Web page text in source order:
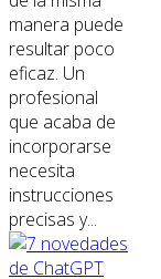
manera puede
resultar poco
eficaz. Un
profesional
que acaba de
incorporarse
necesita
instrucciones
precisas y...